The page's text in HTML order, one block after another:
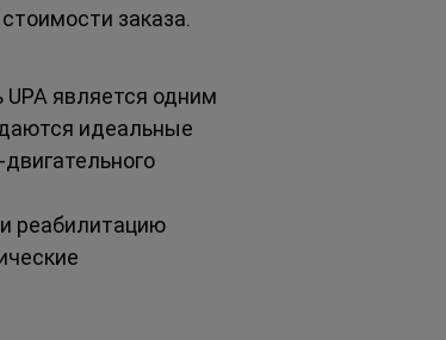
заказа.
является одним
идеальные
реабилитацию